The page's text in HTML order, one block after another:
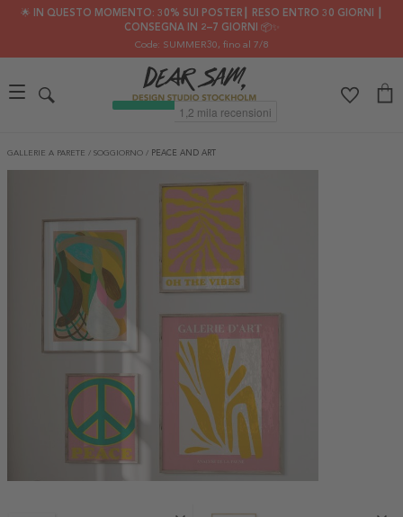
🌟 IN QUESTO MOMENTO: 30% SUI POSTER┃ RESO ENTRO 30 GIORNI ┃
CONSEGNA IN 2–7 GIORNI 📦✨
Code: SUMMER30, fino al 7/8
GALLERIE A PARETE / SOGGIORNO / PEACE AND ART